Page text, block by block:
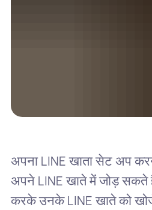
अपना LINE खाता सेट अप
अपने LINE खाते में जोड़ सकते
करके उनके LINE खाते को